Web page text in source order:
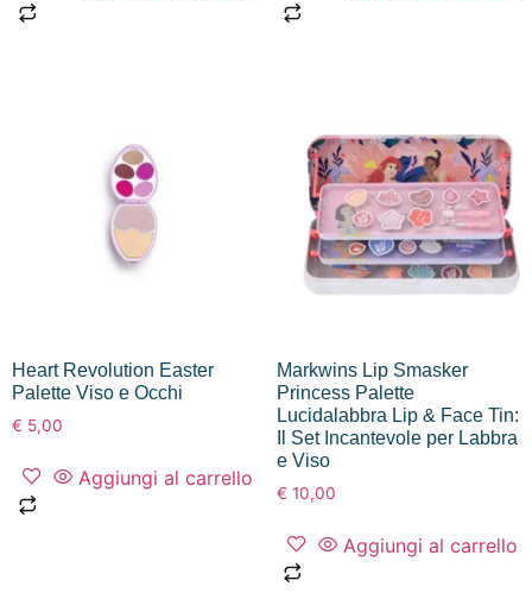
Heart Revolution Easter
Palette Viso e Occhi
€ 5,00
Aggiungi al carrello
Markwins Lip Smasker
Princess Palette
Lucidalabbra Lip & Face Tin:
Il Set Incantevole per Labbra
e Viso
€ 10,00
Aggiungi al carrello